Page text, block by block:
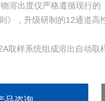
溶出度仪严格遵循现行
》，升级研制的12通道
取样系统组成溶出自动取